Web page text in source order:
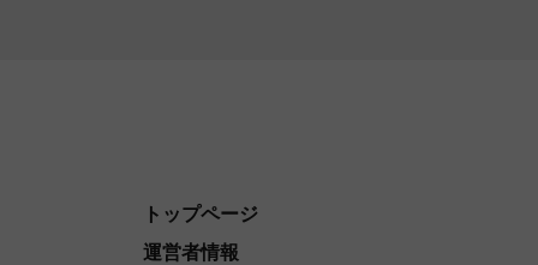
トップページ
運営者情報